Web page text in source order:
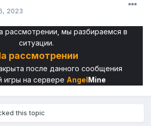
2023
рассмотрении, мы разбираемся в
ситуации.
рассмотрении
после данного сообщения
игры на сервере AngelMine
this topic